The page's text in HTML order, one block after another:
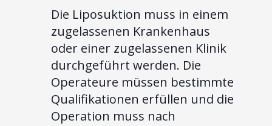
Die Liposuktion muss in einem
zugelassenen Krankenhaus
oder einer zugelassenen Klinik
durchgeführt werden. Die
Operateure müssen bestimmte
Qualifikationen erfüllen und die
Operation muss nach